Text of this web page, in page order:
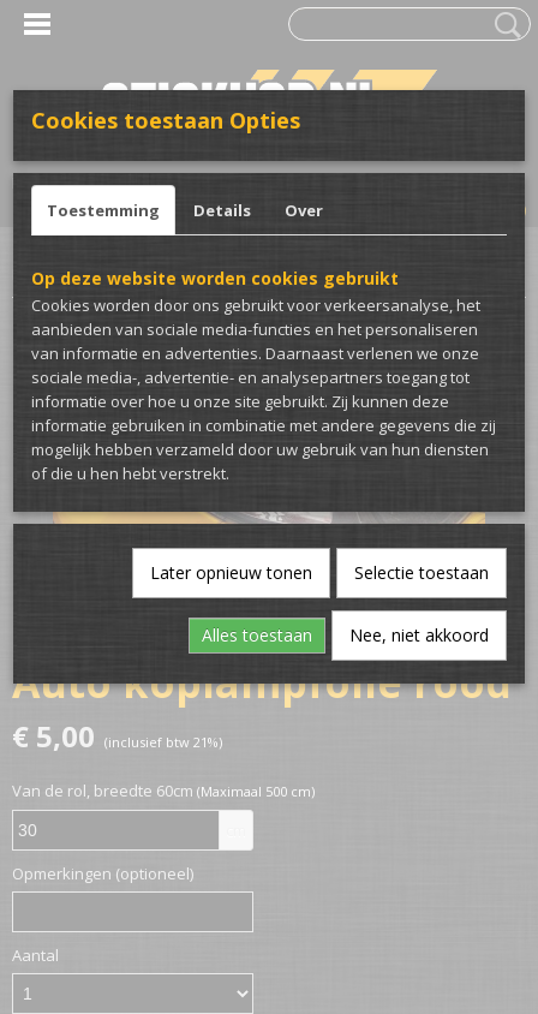
Inloggen Registreren
(0)
Home >Wrap & Bestickering>Koplampfolie>Auto koplampfolie rood
Auto koplampfolie rood
€ 5,00 (inclusief btw 21%)
Van de rol, breedte 60cm (Maximaal 500 cm)
Opmerkingen (optioneel)
Aantal
Cookies toestaan Opties
Toestemming Details Over
Op deze website worden cookies gebruikt
Cookies worden door ons gebruikt voor verkeersanalyse, het
aanbieden van sociale media-functies en het personaliseren
van informatie en advertenties. Daarnaast verlenen we onze
sociale media-, advertentie- en analysepartners toegang tot
informatie over hoe u onze site gebruikt. Zij kunnen deze
informatie gebruiken in combinatie met andere gegevens die zij
mogelijk hebben verzameld door uw gebruik van hun diensten
of die u hen hebt verstrekt.
Later opnieuw tonen Selectie toestaan
Alles toestaan Nee, niet akkoord